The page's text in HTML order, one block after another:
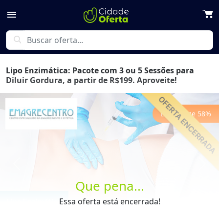
menu
search
Que pena...
Essa oferta está encerrada!
Lipo Enzimática: Pacote com 3 ou 5 Sessões para
Diluir Gordura, a partir de R$199. Aproveite!
Economize 58%
Next